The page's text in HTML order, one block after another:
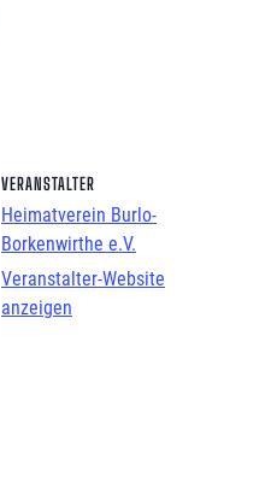
VERANSTALTER
Heimatverein Burlo-
Borkenwirthe e.V.
Veranstalter-Website
anzeigen